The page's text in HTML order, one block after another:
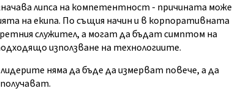
липса на компетентност - причината може
на екипа. По същия начин и в корпоративната
служител, а могат да бъдат симптом на
използване на технологиите.
няма да бъде да измерват повече, а да